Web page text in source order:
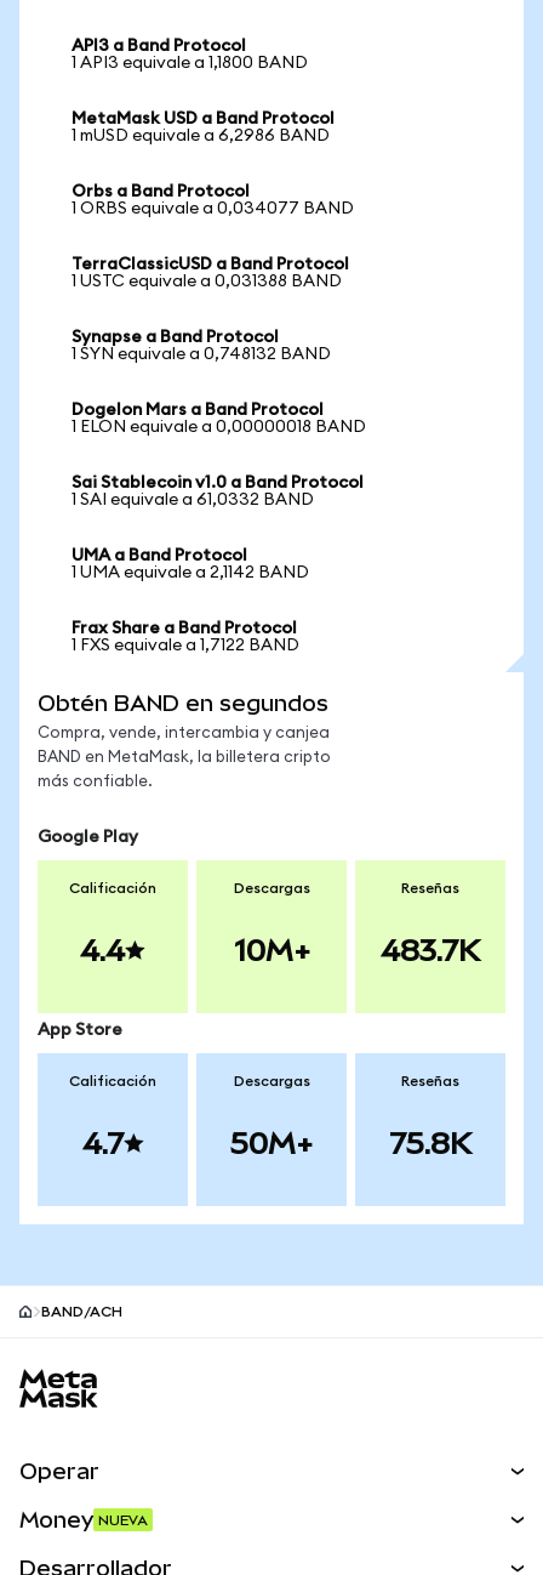
API3 a Band Protocol
1 API3 equivale a 1,1800 BAND
MetaMask USD a Band Protocol
1 mUSD equivale a 6,2986 BAND
Orbs a Band Protocol
1 ORBS equivale a 0,034077 BAND
TerraClassicUSD a Band Protocol
1 USTC equivale a 0,031388 BAND
Synapse a Band Protocol
1 SYN equivale a 0,748132 BAND
Dogelon Mars a Band Protocol
1 ELON equivale a 0,00000018 BAND
Sai Stablecoin v1.0 a Band Protocol
1 SAI equivale a 61,0332 BAND
UMA a Band Protocol
1 UMA equivale a 2,1142 BAND
Frax Share a Band Protocol
1 FXS equivale a 1,7122 BAND
Obtén BAND en segundos
Compra, vende, intercambia y canjea
BAND en MetaMask, la billetera cripto
más confiable.
Google Play
Calificación
4.4
Descargas
10M+
Reseñas
483.7K
App Store
Calificación
4.7
Descargas
50M+
Reseñas
75.8K
BAND/ACH
Operar
Money NUEVA
Desarrollador